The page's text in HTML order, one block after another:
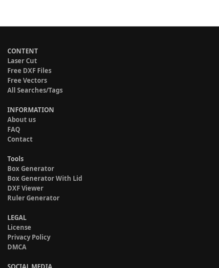
CONTENT
Laser Cut
Free DXF Files
Free Vectors
All Searches/Tags
INFORMATION
About us
FAQ
Contact
Tools
Box Generator
Box Generator With Lid
DXF Viewer
Ruler Generator
LEGAL
License
Privacy Policy
DMCA